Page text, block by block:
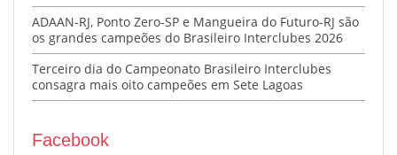
ADAAN-RJ, Ponto Zero-SP e Mangueira do Futuro-RJ são
os grandes campeões do Brasileiro Interclubes 2026
Terceiro dia do Campeonato Brasileiro Interclubes
consagra mais oito campeões em Sete Lagoas
Facebook